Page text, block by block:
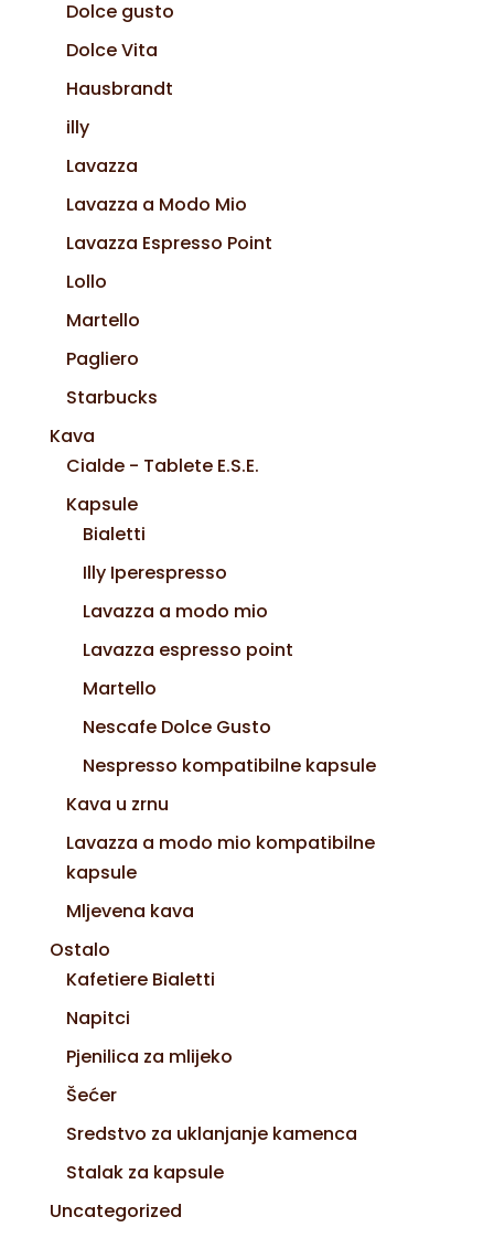
Dolce gusto
Dolce Vita
Hausbrandt
illy
Lavazza
Lavazza a Modo Mio
Lavazza Espresso Point
Lollo
Martello
Pagliero
Starbucks
Kava
Cialde - Tablete E.S.E.
Kapsule
Bialetti
Illy Iperespresso
Lavazza a modo mio
Lavazza espresso point
Martello
Nescafe Dolce Gusto
Nespresso kompatibilne kapsule
Kava u zrnu
Lavazza a modo mio kompatibilne
kapsule
Mljevena kava
Ostalo
Kafetiere Bialetti
Napitci
Pjenilica za mlijeko
Šećer
Sredstvo za uklanjanje kamenca
Stalak za kapsule
Uncategorized